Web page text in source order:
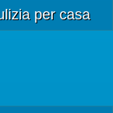
per casa